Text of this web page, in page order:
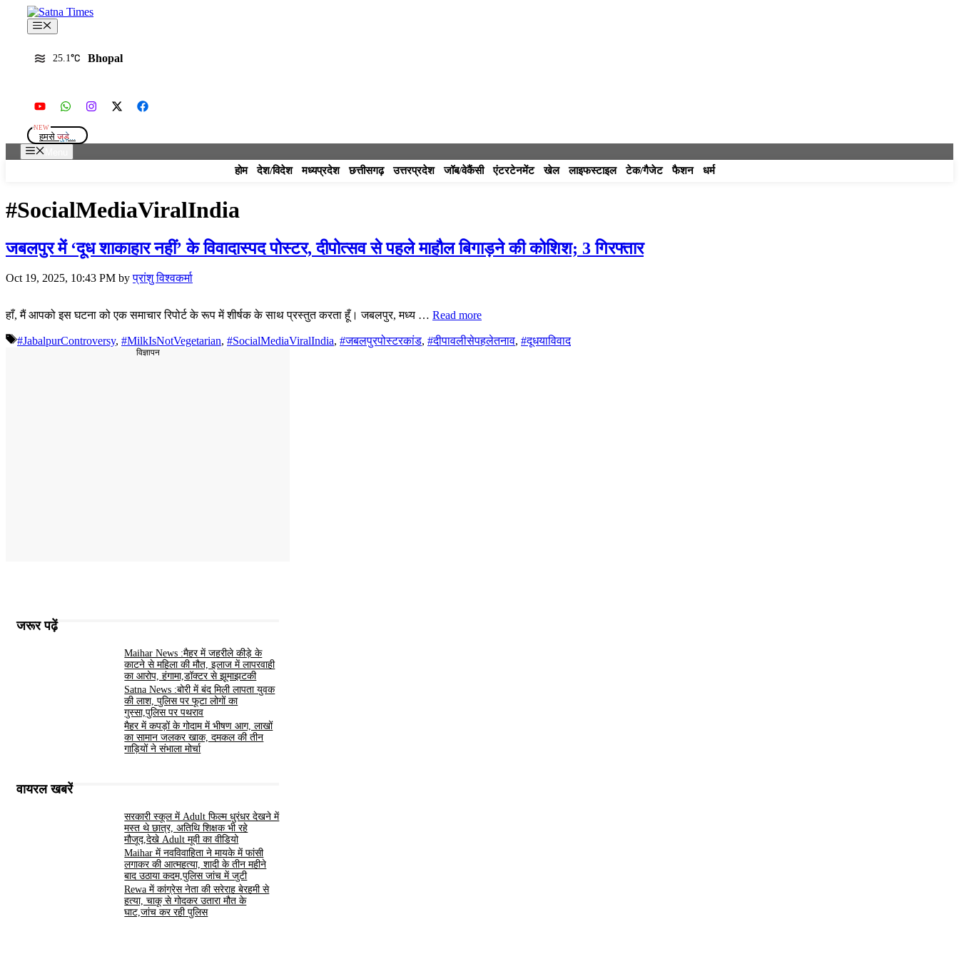
content
Menu
25.1 Bhopal
हमसे जुड़े...
होम देश/विदेश मध्यप्रदेश छत्तीसगढ़ उत्तरप्रदेश जॉब/वेकैंसी एंटरटेनमेंट खेल लाइफस्टाइल टेक/गैजेट फैशन धर्म
#SocialMediaViralIndia
जबलपुर में ‘दूध शाकाहार नहीं’ के विवादास्पद पोस्टर, दीपोत्सव से पहले माहौल बिगाड़ने की कोशिश; 3 गिरफ्तार
Oct 19, 2025, 10:43 PM byप्रांशु विश्वकर्मा
हाँ, मैं आपको इस घटना को एक समाचार रिपोर्ट के रूप में शीर्षक के साथ प्रस्तुत करता हूँ। जबलपुर, मध्य … Read more
Tags
#JabalpurControversy, #MilkIsNotVegetarian, #SocialMediaViralIndia, #जबलपुरपोस्टरकांड, #दीपावलीसेपहलेतनाव, #दूधयाविवाद
विज्ञापन
जरूर पढ़ें
Maihar News :मैहर में जहरीले कीड़े के
काटने से महिला की मौत, इलाज में लापरवाही
का आरोप, हंगामा,डॉक्टर से झूमाझटकी
Satna News :बोरी में बंद मिली लापता युवक
की लाश, पुलिस पर फूटा लोगों का
गुस्सा,पुलिस पर पथराव
मैहर में कपड़ों के गोदाम में भीषण आग, लाखों
का सामान जलकर खाक, दमकल की तीन
गाड़ियों ने संभाला मोर्चा
वायरल खबरें
सरकारी स्कूल में Adult फिल्म धुरंधर देखने में
मस्त थे छात्र, अतिथि शिक्षक भी रहे
मौजूद,देखे Adult मूवी का वीडियो
Maihar में नवविवाहिता ने मायके में फांसी
लगाकर की आत्महत्या, शादी के तीन महीने
बाद उठाया कदम,पुलिस जांच में जुटी
Rewa में कांग्रेस नेता की सरेराह बेरहमी से
हत्या, चाकू से गोदकर उतारा मौत के
घाट,जांच कर रही पुलिस